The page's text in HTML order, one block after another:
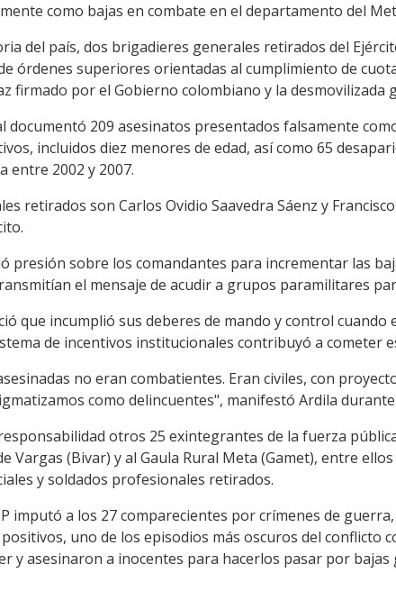
como bajas en combate en el departamento del
del país, dos brigadieres generales retirados del
órdenes superiores orientadas al cumplimiento de
firmado por el Gobierno colombiano y la desmovilizada
documentó 209 asesinatos presentados falsamente
incluidos diez menores de edad, así como 65
entre 2002 y 2007.
retirados son Carlos Ovidio Saavedra Sáenz y
presión sobre los comandantes para incrementar las
el mensaje de acudir a grupos paramilitares
que incumplió sus deberes de mando y control cuando
de incentivos institucionales contribuyó a cometer
no eran combatientes. Eran civiles, con
como delincuentes", manifestó Ardila
otros 25 exintegrantes de la fuerza
Vargas (Bivar) y al Gaula Rural Meta (Gamet), entre
y soldados profesionales retirados.
imputó a los 27 comparecientes por crímenes de
uno de los episodios más oscuros del conflicto
y asesinaron a inocentes para hacerlos pasar por